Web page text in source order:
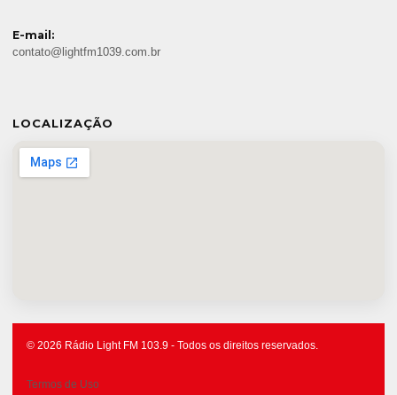
E-mail:
contato@lightfm1039.com.br
LOCALIZAÇÃO
© 2026 Rádio Light FM 103.9 - Todos os direitos reservados.
Termos de Uso